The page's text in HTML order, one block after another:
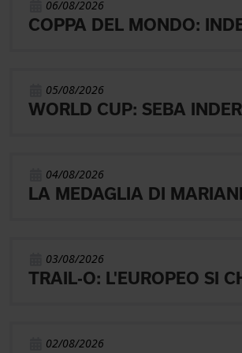
06/08/2026
05/08/2026
04/08/2026
03/08/2026
02/08/2026